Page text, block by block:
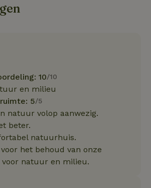
10/10
en milieu
5/5
natuur volop aanwezig.
beter.
natuurhuis.
het behoud van onze
natuur en milieu.